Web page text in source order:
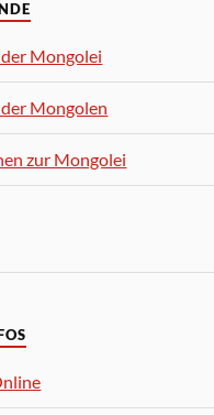
Mongolei
Mongolen
zur Mongolei